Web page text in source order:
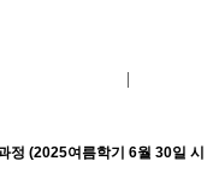
정 (2025여름학기 6월 30일 시